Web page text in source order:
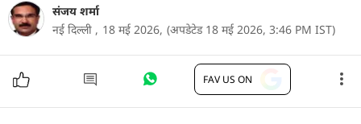
संजय शर्मा
नई दिल्ली , 18 मई 2026, (अपडेटेड 18 मई 2026, 3:46 PM IST)
FAV US ON